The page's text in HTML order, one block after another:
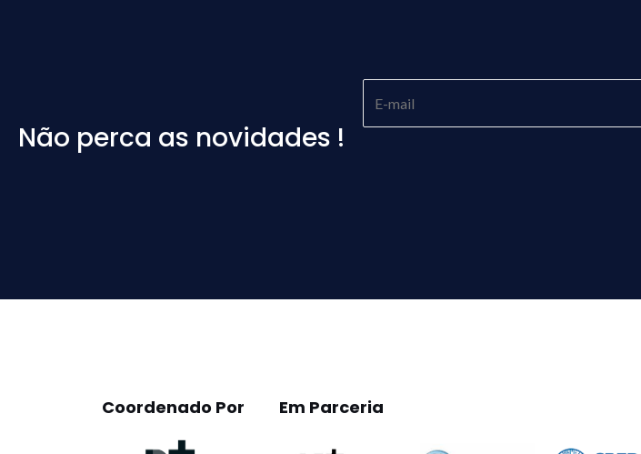
Não perca as novidades !
Coordenado Por Em Parceria